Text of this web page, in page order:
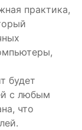
практика,
будет
с любым
что